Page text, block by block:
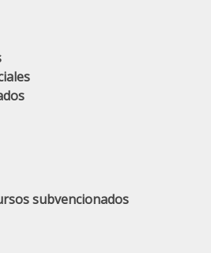
subvencionados